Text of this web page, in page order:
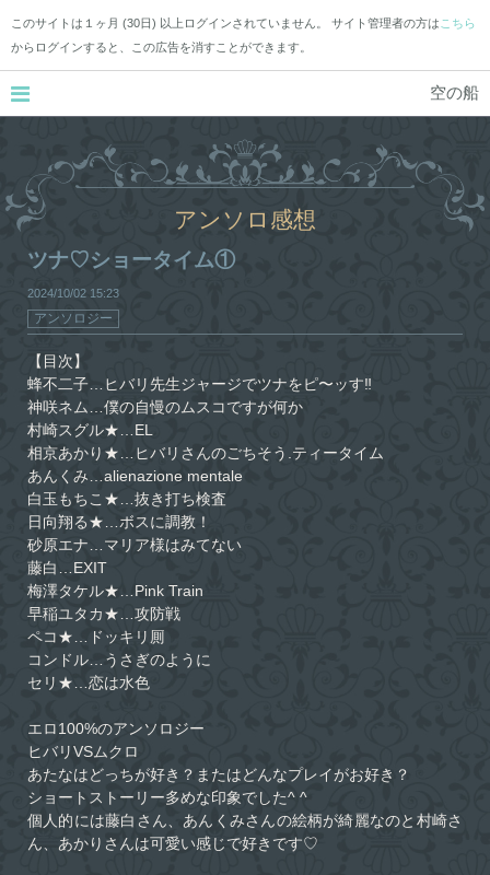
このサイトは１ヶ月 (30日) 以上ログインされていません。 サイト管理者の方は こちら
からログインすると、この広告を消すことができます。
空の船
アンソロ感想
ツナ♡ショータイム①
2024/10/02 15:23
アンソロジー
【目次】
蜂不二子…ヒバリ先生ジャージでツナをピ〜ッす‼︎
神咲ネム…僕の自慢のムスコですが何か
村崎スグル★…EL
相京あかり★…ヒバリさんのごちそう.ティータイム
あんくみ…alienazione mentale
白玉もちこ★…抜き打ち検査
日向翔る★…ボスに調教！
砂原エナ…マリア様はみてない
藤白…EXIT
梅澤タケル★…Pink Train
早稲ユタカ★…攻防戦
ペコ★…ドッキリ厠
コンドル…うさぎのように
セリ★…恋は水色
エロ100%のアンソロジー
ヒバリVSムクロ
あたなはどっちが好き？またはどんなプレイがお好き？
ショートストーリー多めな印象でした^ ^
個人的には藤白さん、あんくみさんの絵柄が綺麗なのと村崎さ
ん、あかりさんは可愛い感じで好きです♡